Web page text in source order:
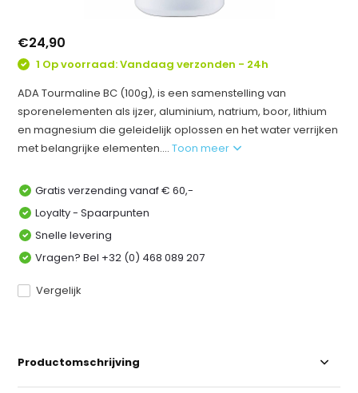
€24,90
1 Op voorraad: Vandaag verzonden - 24h
ADA Tourmaline BC (100g), is een samenstelling van
sporenelementen als ijzer, aluminium, natrium, boor, lithium
en magnesium die geleidelijk oplossen en het water verrijken
met belangrijke elementen....Toon meer
Gratis verzending vanaf € 60,-
Loyalty - Spaarpunten
Snelle levering
Vragen? Bel +32 (0) 468 089 207
Vergelijk
Productomschrijving